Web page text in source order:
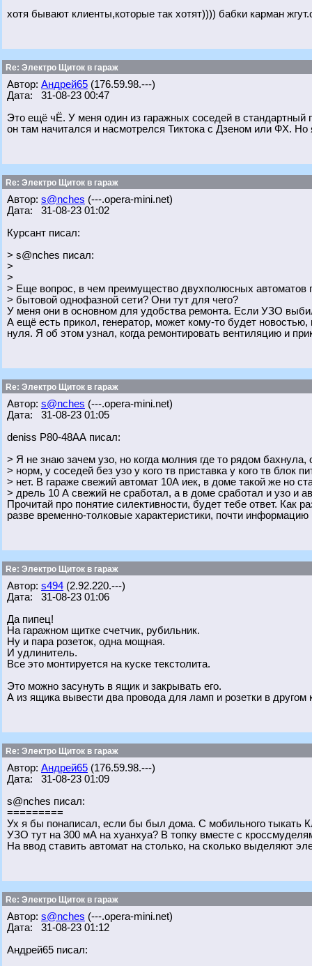
хотя бывают клиенты,которые так хотят)))) бабки карман
Re: Электро Щиток в гараж
Автор: Андрей65 (176.59.98.---)
Дата: 31-08-23 00:47
Это ещё чЁ. У меня один из гаражных соседей в
он там начитался и насмотрелся Тиктока с Дзеном или ФХ. Но
Re: Электро Щиток в гараж
Автор: s@nches (---.opera-mini.net)
Дата: 31-08-23 01:02
Курсант писал:
> s@nches писал:
>
>
> Еще вопрос, в чем преимущество двухполюсных
> бытовой однофазной сети? Они тут для чего?
У меня они в основном для удобства ремонта. Если УЗО
А ещё есть прикол, генератор, может кому-то будет
нуля. Я об этом узнал, когда ремонтировать вентиляцию и
Re: Электро Щиток в гараж
Автор: s@nches (---.opera-mini.net)
Дата: 31-08-23 01:05
deniss Р80-48АА писал:
> Я не знаю зачем узо, но когда молния где то рядом бахнула,
> норм, у соседей без узо у кого тв приставка у кого тв блок
> нет. В гараже свежий автомат 10А иек, в доме такой же но
> дрель 10 А свежий не сработал, а в доме сработал и узо и
Прочитай про понятие силективности, будет тебе ответ. Как
разве временно-толковые характеристики, почти
Re: Электро Щиток в гараж
Автор: s494 (2.92.220.---)
Дата: 31-08-23 01:06
Да пипец!
На гаражном щитке счетчик, рубильник.
Ну и пара розеток, одна мощная.
И удлинитель.
Все это монтируется на куске текстолита.
Это можно засунуть в ящик и закрывать его.
А из ящика вывести два провода для ламп и розетки в другом
Re: Электро Щиток в гараж
Автор: Андрей65 (176.59.98.---)
Дата: 31-08-23 01:09
s@nches писал:
=========
Ух я бы понаписал, если бы был дома. С мобильного тыкать
УЗО тут на 300 мА на хуанхуа? В топку вместе с
На ввод ставить автомат на столько, на сколько выделяют
Re: Электро Щиток в гараж
Автор: s@nches (---.opera-mini.net)
Дата: 31-08-23 01:12
Андрей65 писал: